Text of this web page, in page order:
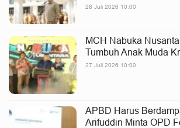
28 Juli 2026 10:00
MCH Nabuka
Tumbuh Anak Muda
27 Juli 2026 10:00
APBD Harus
Arifuddin Minta OPD